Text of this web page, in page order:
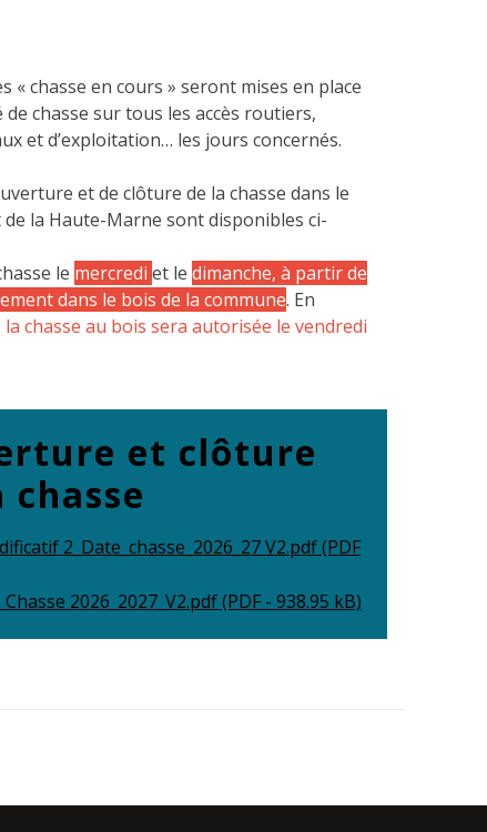
« chasse en cours » seront mises en place
de chasse sur tous les accès routiers,
et d’exploitation… les jours concernés.
et de clôture de la chasse dans le
la Haute-Marne sont disponibles ci-
le mercredi et le dimanche, à partir de
dans le bois de la commune. En
la chasse au bois sera autorisée le vendredi
et clôture
chasse
2_Date_chasse_2026_27 V2.pdf (PDF
2026_2027_V2.pdf (PDF - 938.95 kB)